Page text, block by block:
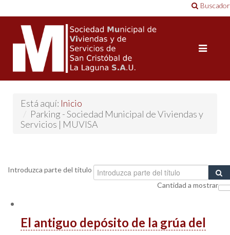
Buscador
Está aquí: Inicio
/ Parking - Sociedad Municipal de Viviendas y
Servicios | MUVISA
Introduzca parte del título
Cantidad a mostrar
El antiguo depósito de la grúa del